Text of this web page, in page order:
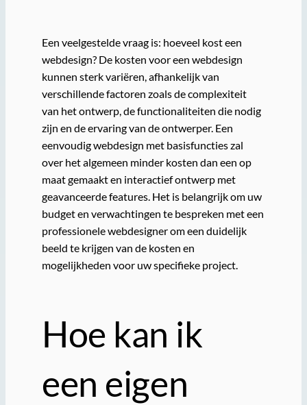
Een veelgestelde vraag is: hoeveel kost een
webdesign? De kosten voor een webdesign
kunnen sterk variëren, afhankelijk van
verschillende factoren zoals de complexiteit
van het ontwerp, de functionaliteiten die nodig
zijn en de ervaring van de ontwerper. Een
eenvoudig webdesign met basisfuncties zal
over het algemeen minder kosten dan een op
maat gemaakt en interactief ontwerp met
geavanceerde features. Het is belangrijk om uw
budget en verwachtingen te bespreken met een
professionele webdesigner om een duidelijk
beeld te krijgen van de kosten en
mogelijkheden voor uw specifieke project.
Hoe kan ik
een eigen